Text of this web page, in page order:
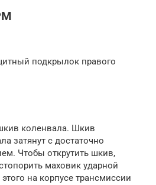
подкрылок правого
коленвала. Шкив
затянут с достаточно
Чтобы открутить шкив,
маховик ударной
на корпусе трансмиссии